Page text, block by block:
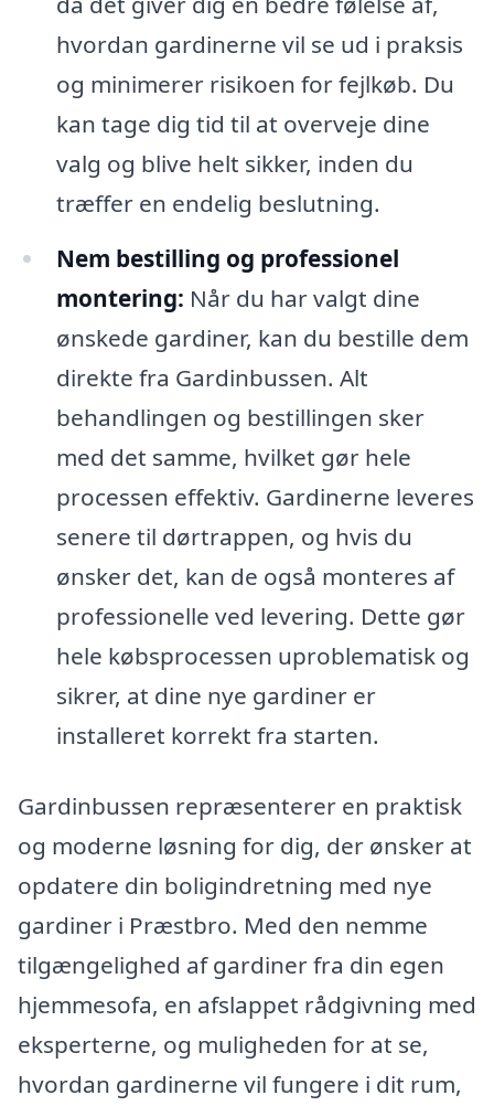
hvordan gardinerne vil se ud i praksis
og minimerer risikoen for fejlkøb. Du
kan tage dig tid til at overveje dine
valg og blive helt sikker, inden du
træffer en endelig beslutning.
Nem bestilling og professionel
montering: Når du har valgt dine
ønskede gardiner, kan du bestille dem
direkte fra Gardinbussen. Alt
behandlingen og bestillingen sker
med det samme, hvilket gør hele
processen effektiv. Gardinerne leveres
senere til dørtrappen, og hvis du
ønsker det, kan de også monteres af
professionelle ved levering. Dette gør
hele købsprocessen uproblematisk og
sikrer, at dine nye gardiner er
installeret korrekt fra starten.
Gardinbussen repræsenterer en praktisk
og moderne løsning for dig, der ønsker at
opdatere din boligindretning med nye
gardiner i Præstbro. Med den nemme
tilgængelighed af gardiner fra din egen
hjemmesofa, en afslappet rådgivning med
eksperterne, og muligheden for at se,
hvordan gardinerne vil fungere i dit rum,